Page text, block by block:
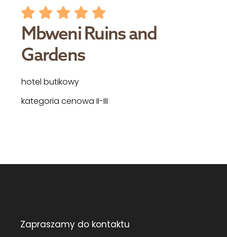
Mbweni Ruins and
Gardens
hotel butikowy
kategoria cenowa II-III
Zapraszamy do kontaktu